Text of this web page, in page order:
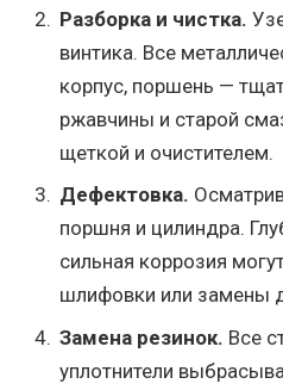
Разборка и чистка.
винтика. Все
корпус, поршень —
ржавчины и старой
щеткой и очистителем.
Дефектовка.
поршня и цилиндра.
сильная коррозия
шлифовки или замены
Замена резинок. Все
уплотнители